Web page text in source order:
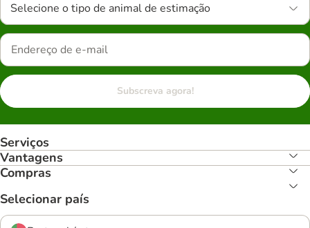
Selecione o tipo de animal de estimação
Subscreva agora!
Serviços
Vantagens
Compras
Selecionar país